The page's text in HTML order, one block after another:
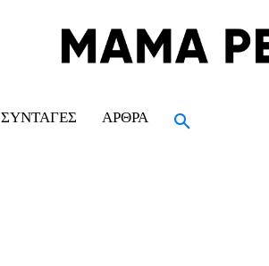
ΣΥΝΤΑΓΈΣ ΆΡΘΡΑ